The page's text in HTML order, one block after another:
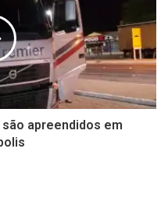
apreendidos em